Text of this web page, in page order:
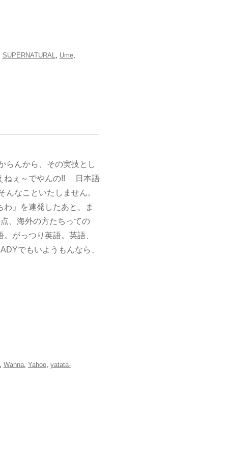
SUPERNATURAL Ume,
んから、その実技とし
ねぇ～でやんの!! 日本語
なこといたしません。
」を連発したあと、ま
、海外の方たちっての
がっつり英語。英語、
でもいようもんなら、
Wanna, Yahoo, yatata-